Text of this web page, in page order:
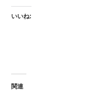
いいね:
関連